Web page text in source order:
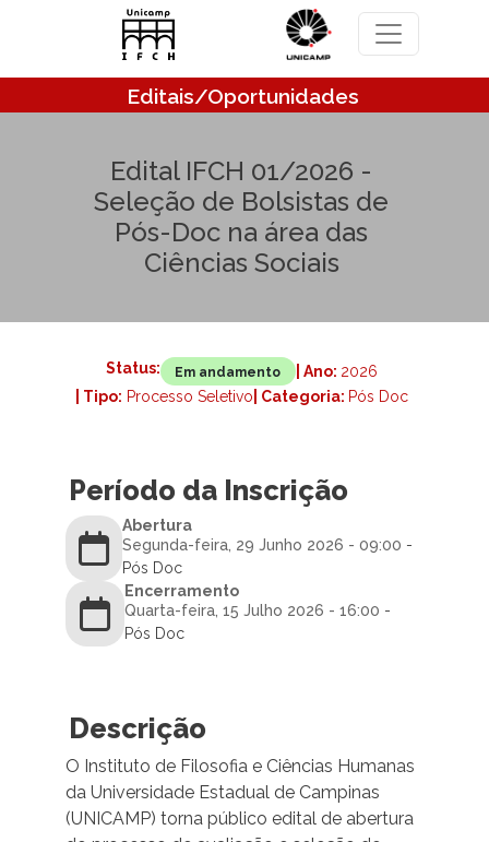
Pular para o conteúdo principal
Editais/Oportunidades
Edital IFCH 01/2026 -
Seleção de Bolsistas de
Pós-Doc na área das
Ciências Sociais
Status: Em andamento | Ano: 2026
| Tipo: Processo Seletivo | Categoria: Pós Doc
Período da Inscrição
Abertura
Segunda-feira, 29 Junho 2026 - 09:00 -
Pós Doc
Encerramento
Quarta-feira, 15 Julho 2026 - 16:00 -
Pós Doc
Descrição
O Instituto de Filosofia e Ciências Humanas
da Universidade Estadual de Campinas
(UNICAMP) torna público edital de abertura